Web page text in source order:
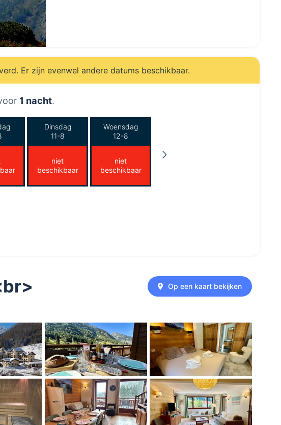
Er zijn evenwel andere datums beschikbaar.
1 nacht.
Dinsdag
11-8
niet
beschikbaar
Woensdag
12-8
niet
beschikbaar
Op een kaart bekijken